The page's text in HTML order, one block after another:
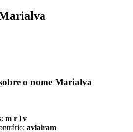
o nome Marialva
m r l v
avlairam